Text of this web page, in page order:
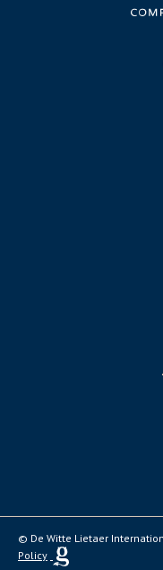
© De Witte Lietaer
Policy